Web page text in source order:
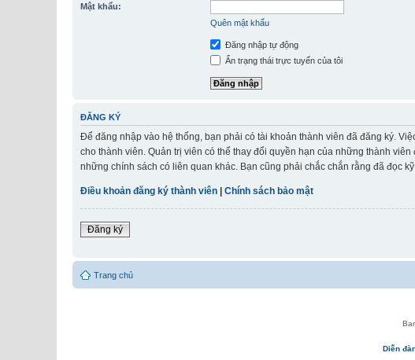
Mật khẩu:
Quên mật khẩu
Đăng nhập tự động
Ẩn trạng thái trực tuyến của tôi
ĐĂNG KÝ
Để đăng nhập vào hệ thống, bạn phải có tài khoản thành viên đã đăng ký.
cho thành viên. Quản trị viên có thể thay đổi quyền hạn của những thành
những chính sách có liên quan khác. Bạn cũng phải chắc chắn rằng đã đọc
Điều khoản đăng ký thành viên Chính sách bảo mật
Đăng ký
Trang chủ
Diễn